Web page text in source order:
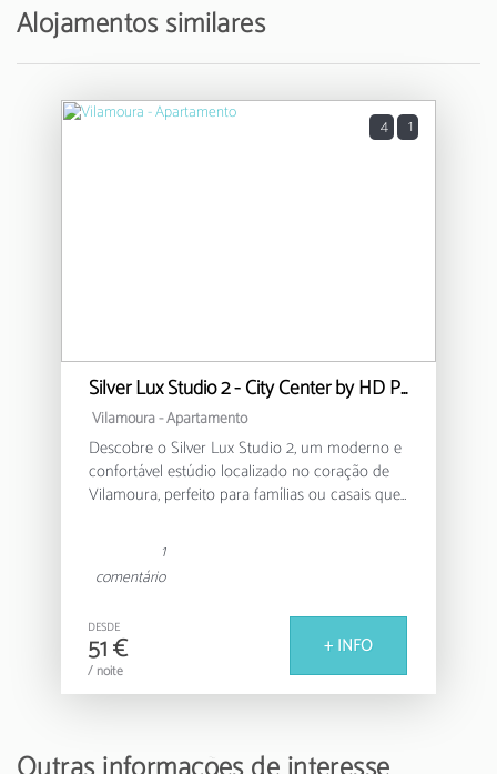
Alojamentos similares
4 1
Silver Lux Studio 2 - City Center by HD PROPERTIES
Vilamoura -Apartamento
Descobre o Silver Lux Studio 2, um moderno e
confortável estúdio localizado no coração de
Vilamoura, perfeito para famílias ou casais que
Este acolhedor apartamento de 30m² oferece
um ambiente funcional e bem equipado, com
capacidade para até 4 pessoas. Conta com um
quarto com uma cama de casal e um sofá-
cama adicional, garantindo um espaço versátil
e confortável para todos os hóspedes.
permite-te preparar refeições deliciosas, com
1
comentário
DESDE
51 €
/ noite
+ INFO